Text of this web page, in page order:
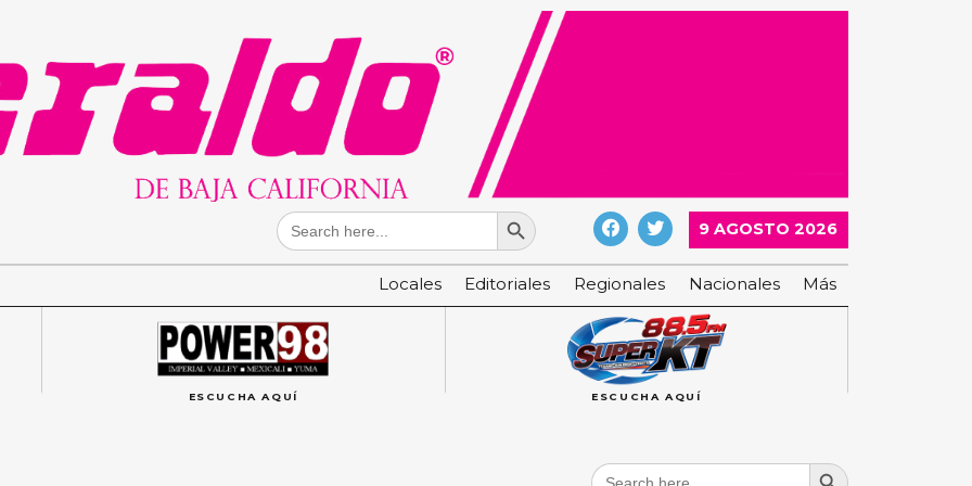
Search
for:
Search Button
9 AGOSTO 2026
Locales Editoriales Regionales Nacionales Más
ESCUCHA AQUÍ ESCUCHA AQUÍ
Search
Search Button